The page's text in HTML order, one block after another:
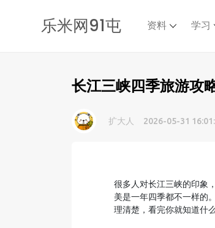
乐米网91屯 资料 学习
长江三峡四季旅游攻
扩大人 2026-05-31
很多人对长江三峡的印象
美是一年四季都不一样的
理清楚，看完你就知道什